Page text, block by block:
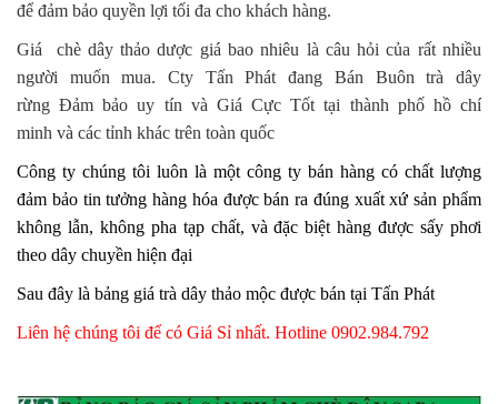
để đảm bảo quyền lợi tối đa cho khách hàng.
Giá chè dây thảo dược giá bao nhiêu là câu hỏi của rất nhiều
người muốn mua. Cty Tấn Phát đang Bán Buôn trà dây
rừng Đảm bảo uy tín và Giá Cực Tốt tại thành phố hồ chí
minh và các tỉnh khác trên toàn quốc
Công ty chúng tôi luôn là một công ty bán hàng có chất lượng
đảm bảo tin tưởng hàng hóa được bán ra đúng xuất xứ sản phẩm
không lẫn, không pha tạp chất, và đặc biệt hàng được sấy phơi
theo dây chuyền hiện đại
Sau đây là bảng giá trà dây thảo mộc được bán tại Tấn Phát
Liên hệ chúng tôi để có Giá Sỉ nhất. Hotline 0902.984.792